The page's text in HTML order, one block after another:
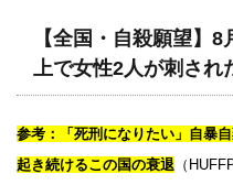
【全国・自殺願望】
上で女性2人が刺さ
参考：「死刑になりたい」自暴
起き続けるこの国の衰退 （